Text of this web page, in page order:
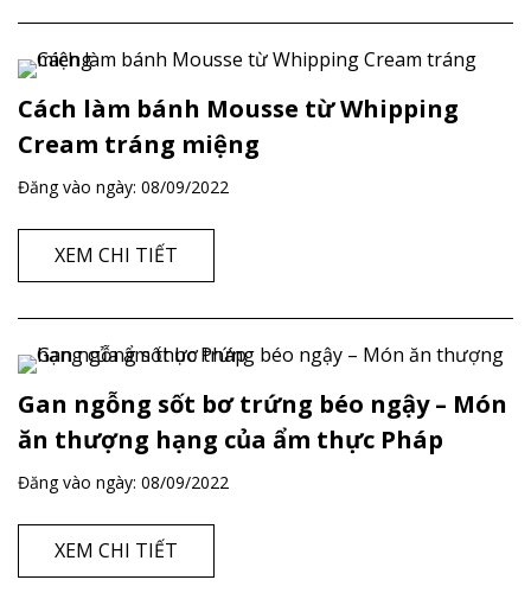
Cách làm bánh Mousse từ Whipping
Cream tráng miệng
Đăng vào ngày: 08/09/2022
XEM CHI TIẾT
Gan ngỗng sốt bơ trứng béo ngậy – Món
ăn thượng hạng của ẩm thực Pháp
Đăng vào ngày: 08/09/2022
XEM CHI TIẾT